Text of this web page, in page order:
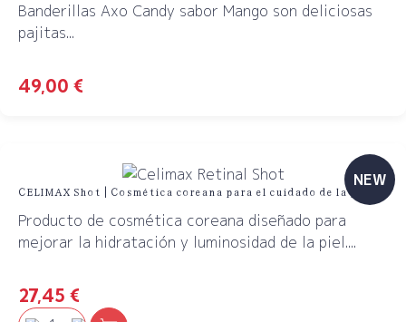
Banderillas Axo Candy sabor Mango son deliciosas
pajitas...
49,00 €
NEW
CELIMAX Shot | Cosmética coreana para el cuidado de la piel
Producto de cosmética coreana diseñado para
mejorar la hidratación y luminosidad de la piel....
27,45 €